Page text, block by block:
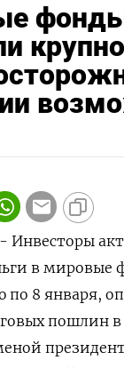
Инвесторы
в мировые
по 8 января,
пошлин в